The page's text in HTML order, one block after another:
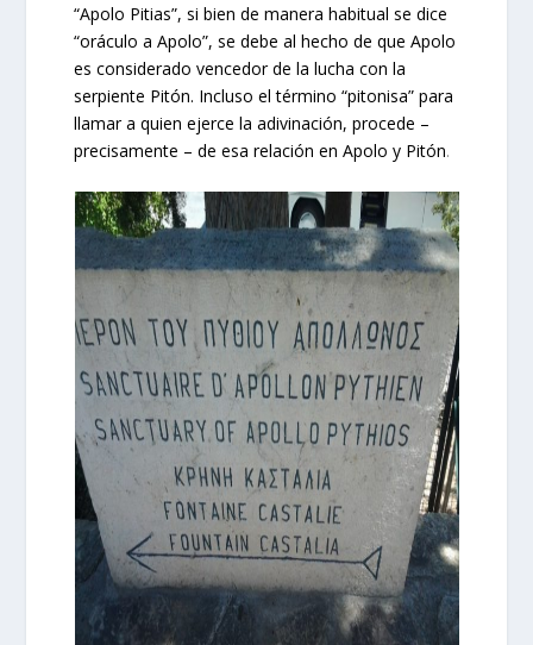
“Apolo Pitias”, si bien de manera habitual se dice
“oráculo a Apolo”, se debe al hecho de que Apolo
es considerado vencedor de la lucha con la
serpiente Pitón. Incluso el término “pitonisa” para
llamar a quien ejerce la adivinación, procede –
precisamente – de esa relación en Apolo y Pitón.